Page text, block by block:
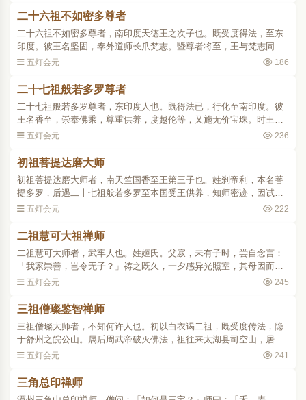
二十六祖不如密多尊者
二十六祖不如密多尊者，南印度天德王之次子也。既受度得法，至东
印度。彼王名坚固，奉外道师长爪梵志。暨尊者将至，王与梵志同睹
白气贯于上下。王曰：「斯何瑞也？」梵志预知祖入境，恐王迁善，
五灯会元 186
二十七祖般若多罗尊者
二十七祖般若多罗尊者，东印度人也。既得法已，行化至南印度。彼
王名香至，崇奉佛乘，尊重供养，度越伦等，又施无价宝珠。时王有
三子：曰月净多罗，曰功德多罗，曰菩提多罗。其季开士也。祖欲试
五灯会元 236
初祖菩提达磨大师
初祖菩提达磨大师者，南天竺国香至王第三子也。姓刹帝利，本名菩
提多罗，后遇二十七祖般若多罗至本国受王供养，知师密迹，因试令
与二兄辨所施宝珠，发明心要。既而尊者谓曰：「汝于诸法，已得通
五灯会元 222
二祖慧可大祖禅师
二祖慧可大师者，武牢人也。姓姬氏。父寂，未有子时，尝自念言：
「我家崇善，岂令无子？」祷之既久，一夕感异光照室，其母因而怀
妊。及长，遂以照室之瑞，名之曰光。自幼志气不群，博涉诗书，尤
五灯会元 245
三祖僧璨鉴智禅师
三祖僧璨大师者，不知何许人也。初以白衣谒二祖，既受度传法，隐
于舒州之皖公山。属后周武帝破灭佛法，祖往来太湖县司空山，居无
常处，积十余载，时人无能知者。至隋开皇十二年壬子岁，有沙弥道
五灯会元 241
三角总印禅师